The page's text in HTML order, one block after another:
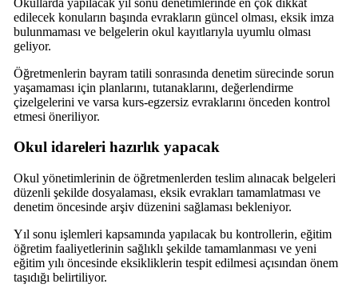
edilecek konuların başında evrakların güncel olması, eksik imza
bulunmaması ve belgelerin okul kayıtlarıyla uyumlu olması
geliyor.
Öğretmenlerin bayram tatili sonrasında denetim sürecinde sorun
yaşamaması için planlarını, tutanaklarını, değerlendirme
çizelgelerini ve varsa kurs-egzersiz evraklarını önceden kontrol
etmesi öneriliyor.
Okul idareleri hazırlık yapacak
Okul yönetimlerinin de öğretmenlerden teslim alınacak belgeleri
düzenli şekilde dosyalaması, eksik evrakları tamamlatması ve
denetim öncesinde arşiv düzenini sağlaması bekleniyor.
Yıl sonu işlemleri kapsamında yapılacak bu kontrollerin, eğitim
öğretim faaliyetlerinin sağlıklı şekilde tamamlanması ve yeni
eğitim yılı öncesinde eksikliklerin tespit edilmesi açısından önem
taşıdığı belirtiliyor.